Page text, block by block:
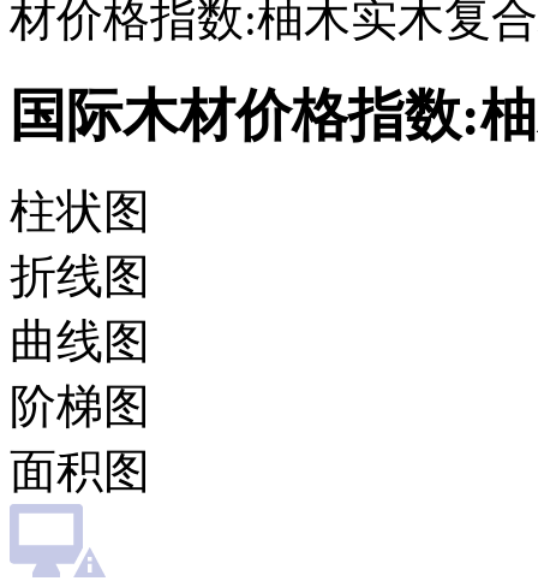
材价格指数:柚木实木复
国际木材价格指数:
柱状图
折线图
曲线图
阶梯图
面积图